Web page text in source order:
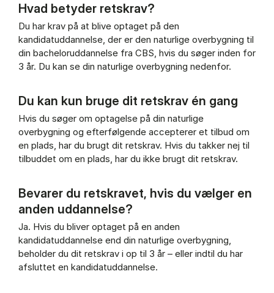
Hvad betyder retskrav?
Du har krav på at blive optaget på den
kandidatuddannelse, der er den naturlige overbygning til
din bacheloruddannelse fra CBS, hvis du søger inden for
3 år. Du kan se din naturlige overbygning nedenfor.
Du kan kun bruge dit retskrav én gang
Hvis du søger om optagelse på din naturlige
overbygning og efterfølgende accepterer et tilbud om
en plads, har du brugt dit retskrav. Hvis du takker nej til
tilbuddet om en plads, har du ikke brugt dit retskrav.
Bevarer du retskravet, hvis du vælger en
anden uddannelse?
Ja. Hvis du bliver optaget på en anden
kandidatuddannelse end din naturlige overbygning,
beholder du dit retskrav i op til 3 år – eller indtil du har
afsluttet en kandidatuddannelse.